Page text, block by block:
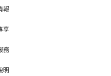
報
享
務
明